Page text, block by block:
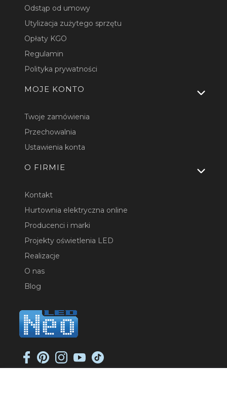
Odstąp od umowy
Utylizacja zużytego sprzętu
Opłaty KGO
Regulamin
Polityka prywatności
MOJE KONTO
Twoje zamówienia
Przechowalnia
Ustawienia konta
O FIRMIE
Kontakt
Hurtownia elektryczna online
Producenci i marki
Projekty oświetlenia LED
Realizacje
O nas
Blog